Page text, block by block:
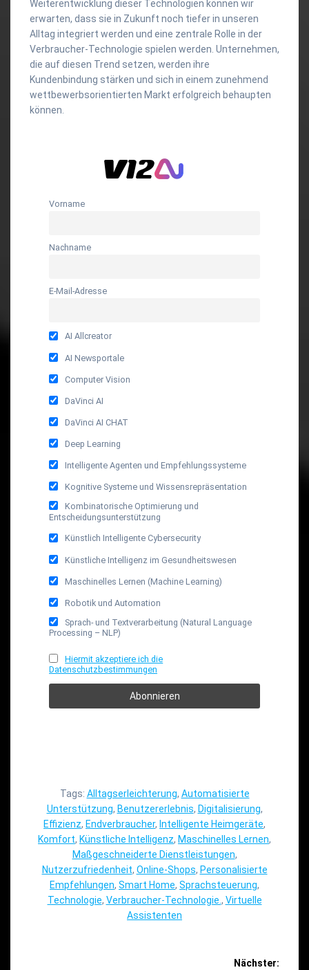
Weiterentwicklung dieser Technologien können wir
erwarten, dass sie in Zukunft noch tiefer in unseren
Alltag integriert werden und eine zentrale Rolle in der
Verbraucher-Technologie spielen werden. Unternehmen,
die auf diesen Trend setzen, werden ihre
Kundenbindung stärken und sich in einem zunehmend
wettbewerbsorientierten Markt erfolgreich behaupten
können.
Vorname
Nachname
E-Mail-Adresse
AI Allcreator
AI Newsportale
Computer Vision
DaVinci AI
DaVinci AI CHAT
Deep Learning
Intelligente Agenten und Empfehlungssysteme
Kognitive Systeme und Wissensrepräsentation
Kombinatorische Optimierung und
Entscheidungsunterstützung
Künstlich Intelligente Cybersecurity
Künstliche Intelligenz im Gesundheitswesen
Maschinelles Lernen (Machine Learning)
Robotik und Automation
Sprach- und Textverarbeitung (Natural Language
Processing – NLP)
Hiermit akzeptiere ich die
Datenschutzbestimmungen
Tags: Alltagserleichterung, Automatisierte
Unterstützung, Benutzererlebnis, Digitalisierung,
Effizienz, Endverbraucher, Intelligente Heimgeräte,
Komfort, Künstliche Intelligenz, Maschinelles Lernen,
Maßgeschneiderte Dienstleistungen,
Nutzerzufriedenheit, Online-Shops, Personalisierte
Empfehlungen, Smart Home, Sprachsteuerung,
Technologie, Verbraucher-Technologie. , Virtuelle
Assistenten
Nächster: